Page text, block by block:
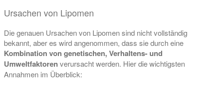
Ursachen von Lipomen
Die genauen Ursachen von Lipomen sind nicht vollständig
bekannt, aber es wird angenommen, dass sie durch eine
Kombination von genetischen, Verhaltens- und
Umweltfaktorenverursacht werden. Hier die wichtigsten
Annahmen im Überblick: